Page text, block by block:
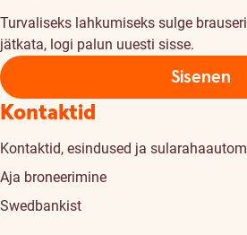
Turvaliseks lahkumiseks sulge
jätkata, logi palun uuesti sisse.
Sisenen
Kontaktid
Kontaktid, esindused ja
Aja broneerimine
Swedbankist